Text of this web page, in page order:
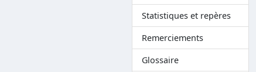
Statistiques et repères
Remerciements
Glossaire